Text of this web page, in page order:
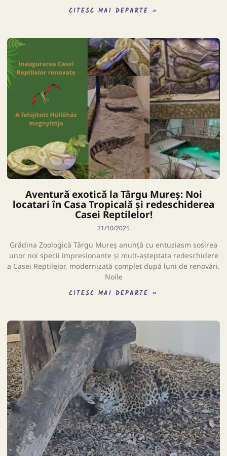
CITESC MAI DEPARTE »
Aventură exotică la Târgu Mureș: Noi
locatari în Casa Tropicală și redeschiderea
Casei Reptilelor!
21/10/2025
Grădina Zoologică Târgu Mureș anunță cu entuziasm sosirea
unor noi specii impresionante și mult-așteptata redeschidere
a Casei Reptilelor, modernizată complet după luni de renovări.
Noile
CITESC MAI DEPARTE »